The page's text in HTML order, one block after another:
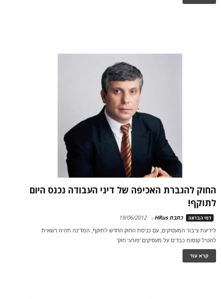
החוק להגברת האכיפה של דיני העבודה נכנס היום
לתוקף!
דמי הבראה כתבת HRus -
19/06/2012
לידיעת ציבור המעסיקים, עם כניסת החוק החדש לתוקף, המדינה תהיה רשאית
להטיל קנסות כבדים על מעסיקים 'פורעי חוק'
קרא עוד